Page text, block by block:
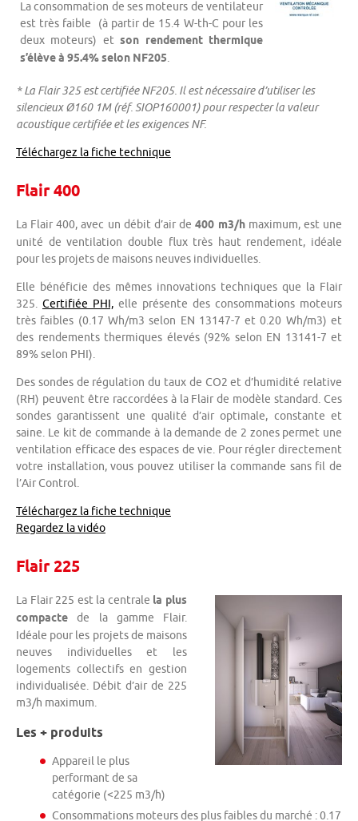
La consommation de ses moteurs de ventilateur
est très faible (à partir de 15.4 W-th-C pour les
deux moteurs) etson rendement thermique
s’élève à 95.4% selon NF205.
* La Flair 325 est certifiée NF205. Il est nécessaire d’utiliser les
silencieux Ø160 1M (réf. SIOP160001) pour respecter la valeur
acoustique certifiée et les exigences NF.
Téléchargez la fiche technique
Flair 400
La Flair 400, avec un débit d’air de400 m3/hmaximum, est une
unité de ventilation double flux très haut rendement, idéale
pour les projets de maisons neuves individuelles.
Elle bénéficie des mêmes innovations techniques que la Flair
325. Certifiée PHI, elle présente des consommations moteurs
très faibles (0.17 Wh/m3 selon EN 13147-7 et 0.20 Wh/m3) et
des rendements thermiques élevés (92% selon EN 13141-7 et
89% selon PHI).
Des sondes de régulation du taux de CO2 et d’humidité relative
(RH) peuvent être raccordées à la Flair de modèle standard. Ces
sondes garantissent une qualité d’air optimale, constante et
saine. Le kit de commande à la demande de 2 zones permet une
ventilation efficace des espaces de vie. Pour régler directement
votre installation, vous pouvez utiliser la commande sans fil de
l’Air Control.
Téléchargez la fiche technique
Regardez la vidéo
Flair 225
La Flair 225 est la centrale la plus
compacte de la gamme Flair.
Idéale pour les projets de maisons
neuves individuelles et les
logements collectifs en gestion
individualisée. Débit d’air de 225
m3/h maximum.
Les + produits
Appareil le plus
performant de sa
catégorie (<225 m3/h)
Consommations moteurs des plus faibles du marché : 0.17